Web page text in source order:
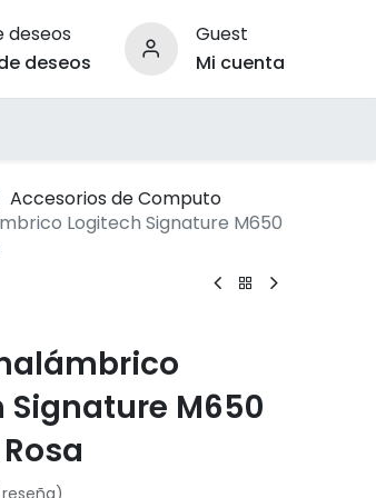
deseos
deseos
Guest
Mi cuenta
Accesorios de Computo
Logitech Signature M650
Signature M650